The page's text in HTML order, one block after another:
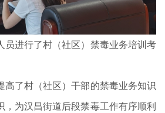
进行了村（社区）禁毒业务培训考
了村（社区）干部的禁毒业务知识
，为汉昌街道后段禁毒工作有序顺利